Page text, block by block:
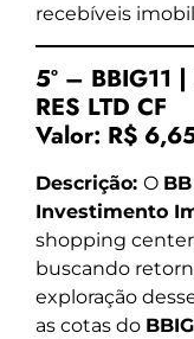
recebíveis
5º – BBIG11
RES LTD CF
Valor: R$
Descrição: O
Investimento
shopping
buscando
exploração
as cotas do